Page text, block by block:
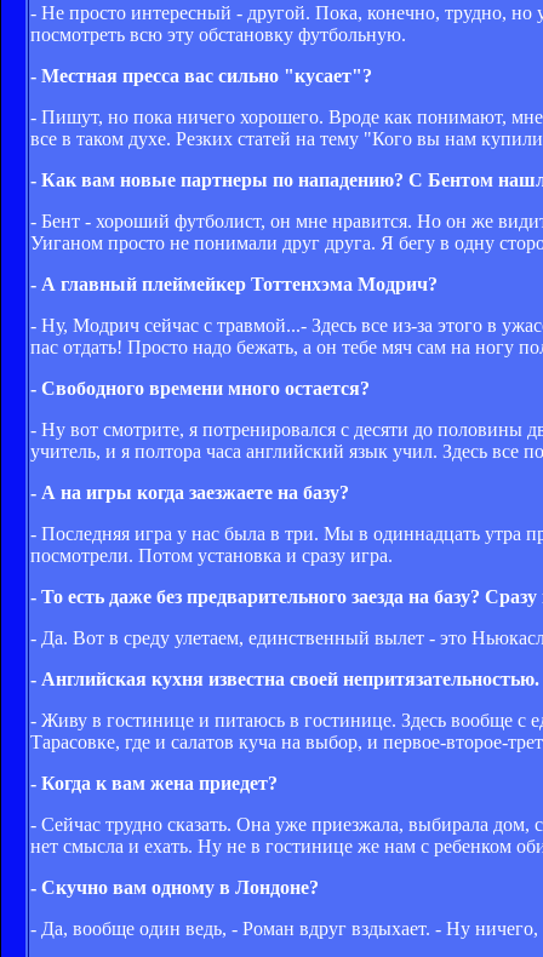
- Не просто интересный - другой. Пока, конечно, трудно, но
посмотреть всю эту обстановку футбольную.
- Местная пресса вас сильно "кусает"?
- Пишут, но пока ничего хорошего. Вроде как понимают,
все в таком духе. Резких статей на тему "Кого вы нам
- Как вам новые партнеры по нападению? С Бентом
- Бент - хороший футболист, он мне нравится. Но он же
Уиганом просто не понимали друг друга. Я бегу в одну
- А главный плеймейкер Тоттенхэма Модрич?
- Ну, Модрич сейчас с травмой...- Здесь все из-за этого в
пас отдать! Просто надо бежать, а он тебе мяч сам на ногу
- Свободного времени много остается?
- Ну вот смотрите, я потренировался с десяти до половины
учитель, и я полтора часа английский язык учил. Здесь
- А на игры когда заезжаете на базу?
- Последняя игра у нас была в три. Мы в одиннадцать утра
посмотрели. Потом установка и сразу игра.
- То есть даже без предварительного заезда на базу?
- Да. Вот в среду улетаем, единственный вылет - это
- Английская кухня известна своей
- Живу в гостинице и питаюсь в гостинице. Здесь вообще с
Тарасовке, где и салатов куча на выбор, и первое-второе-
- Когда к вам жена приедет?
- Сейчас трудно сказать. Она уже приезжала, выбирала дом,
нет смысла и ехать. Ну не в гостинице же нам с ребенком
- Скучно вам одному в Лондоне?
- Да, вообще один ведь, - Роман вдруг вздыхает. - Ну